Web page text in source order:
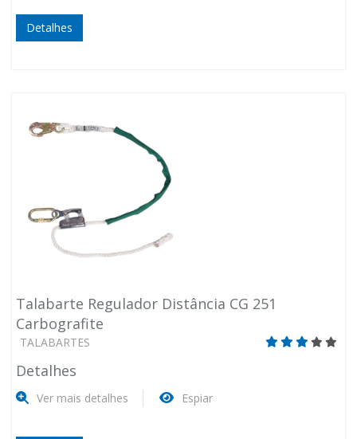
Detalhes
Talabarte Regulador Distância CG 251
Carbografite
TALABARTES
Detalhes
Ver mais detalhes Espiar